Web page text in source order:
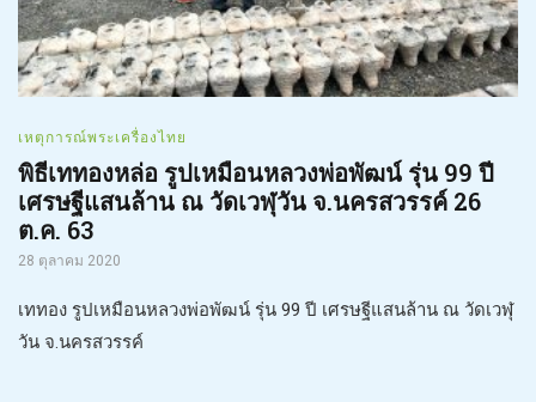
เหตุการณ์พระเครื่องไทย
พิธีเททองหล่อ รูปเหมือนหลวงพ่อพัฒน์ รุ่น 99 ปี
เศรษฐีแสนล้าน ณ วัดเวฬุวัน จ.นครสวรรค์ 26
ต.ค. 63
28 ตุลาคม 2020
เททอง รูปเหมือนหลวงพ่อพัฒน์ รุ่น 99 ปี เศรษฐีแสนล้าน ณ วัดเวฬุ
วัน จ.นครสวรรค์